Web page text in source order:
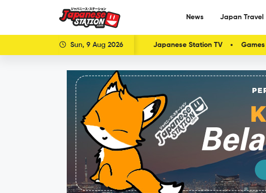
News Japan Travel
Sun, 9 Aug 2026 Japanese Station TV Games